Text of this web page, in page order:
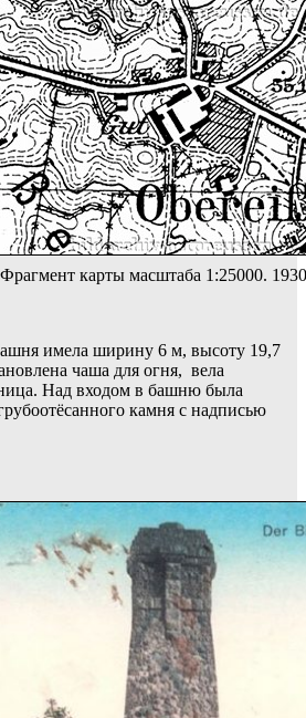
карты масштаба 1:25000.
имела ширину 6 м, высоту 19,7
чаша для огня, вела
Над входом в башню была
камня с надписью